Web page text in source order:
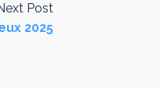
Post
2025